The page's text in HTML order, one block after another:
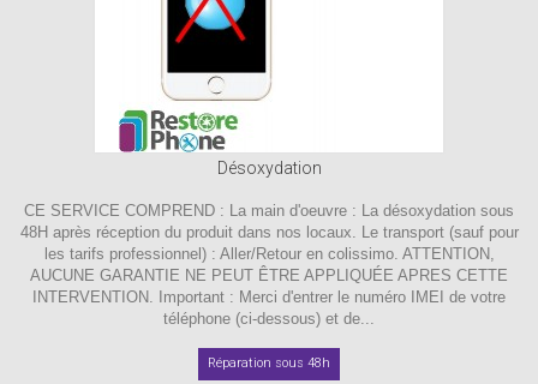
Désoxydation
CE SERVICE COMPREND : La main d'oeuvre : La désoxydation sous
48H après réception du produit dans nos locaux. Le transport (sauf pour
les tarifs professionnel) : Aller/Retour en colissimo. ATTENTION,
AUCUNE GARANTIE NE PEUT ÊTRE APPLIQUÉE APRES CETTE
INTERVENTION. Important : Merci d'entrer le numéro IMEI de votre
téléphone (ci-dessous) et de...
Réparation sous 48h